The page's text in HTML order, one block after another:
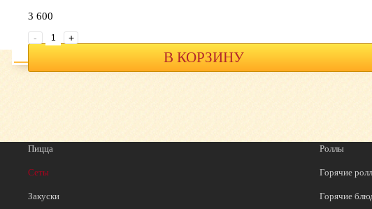
3 600
-
+
В КОРЗИНУ
Пицца Роллы
Сеты Горячие
Закуски Горячие